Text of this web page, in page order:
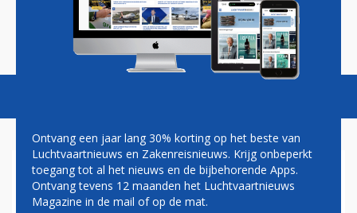
Magazine Podcasts Vacatures
VRACHTDIENST VIETNAM
Ontvang een jaar lang 30% korting op het beste van
Luchtvaartnieuws en Zakenreisnieuws. Krijg onbeperkt
toegang tot al het nieuws en de bijbehorende Apps.
Ontvang tevens 12 maanden het Luchtvaartnieuws
Magazine in de mail of op de mat.